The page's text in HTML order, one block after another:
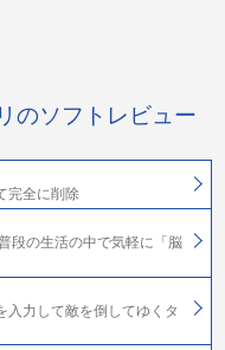
のソフトレビュー
完全に削除
段の生活の中で気軽に「脳
入力して敵を倒してゆくタ